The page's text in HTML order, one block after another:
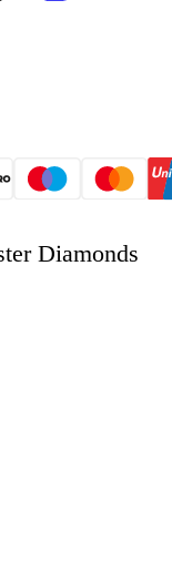
Diamonds